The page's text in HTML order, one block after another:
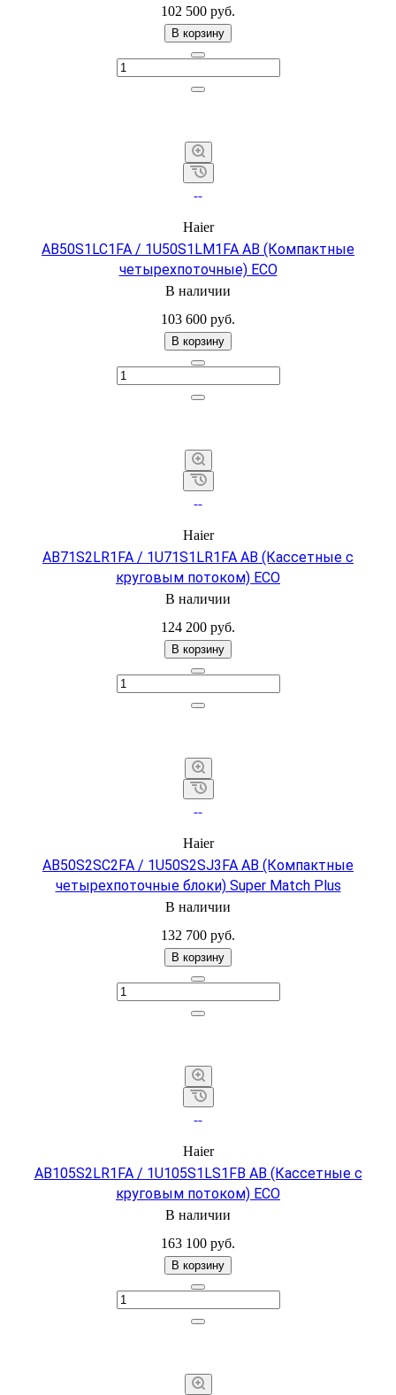
102 500 руб.
В корзину
Haier
AB50S1LC1FA / 1U50S1LM1FA AB (Компактные
четырехпоточные) ECO
В наличии
103 600 руб.
В корзину
Haier
AB71S2LR1FA / 1U71S1LR1FA АB (Кассетные с
круговым потоком) ECO
В наличии
124 200 руб.
В корзину
Haier
AB50S2SC2FA / 1U50S2SJ3FA AB (Компактные
четырехпоточные блоки) Super Match Plus
В наличии
132 700 руб.
В корзину
Haier
AB105S2LR1FA / 1U105S1LS1FB АB (Кассетные с
круговым потоком) ECO
В наличии
163 100 руб.
В корзину